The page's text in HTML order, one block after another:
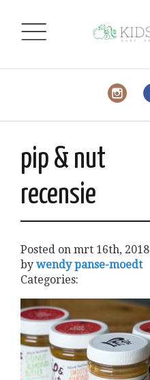
pip & nut
recensie
Posted on mrt 16th, 2018
by wendy panse-moedt
Categories: